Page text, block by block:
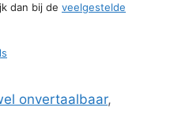
dan bij de veelgestelde
onvertaalbaar,